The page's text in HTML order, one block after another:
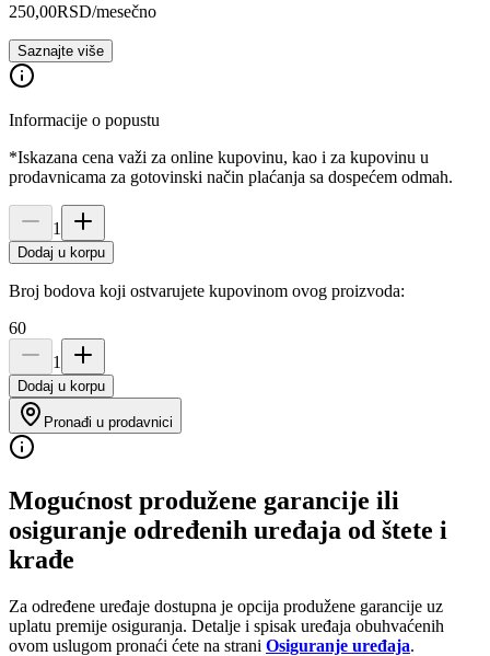
250,00RSD/mesečno
Saznajte više
Informacije o popustu
*Iskazana cena važi za online kupovinu, kao i za kupovinu u
prodavnicama za gotovinski način plaćanja sa dospećem odmah.
1
Dodaj u korpu
Broj bodova koji ostvarujete kupovinom ovog proizvoda:
60
1
Dodaj u korpu
Pronađi u prodavnici
Mogućnost produžene garancije ili
osiguranje određenih uređaja od štete i
krađe
Za određene uređaje dostupna je opcija produžene garancije uz
uplatu premije osiguranja. Detalje i spisak uređaja obuhvaćenih
ovom uslugom pronaći ćete na strani Osiguranje uređaja.